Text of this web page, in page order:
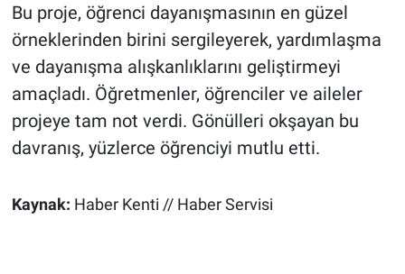
Bu proje, öğrenci dayanışmasının en güzel
örneklerinden birini sergileyerek, yardımlaşma
ve dayanışma alışkanlıklarını geliştirmeyi
amaçladı. Öğretmenler, öğrenciler ve aileler
projeye tam not verdi. Gönülleri okşayan bu
davranış, yüzlerce öğrenciyi mutlu etti.
Kaynak: Haber Kenti // Haber Servisi